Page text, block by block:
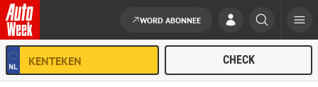
Ga naar de inhoud
WORD ABONNEE